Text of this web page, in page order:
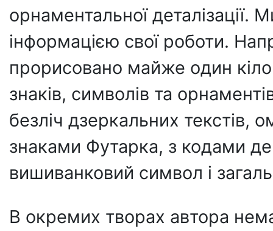
орнаментальної
інформацією свої роботи.
прорисовано майже один
знаків, символів та
безліч дзеркальних текстів,
знаками Футарка, з кодами
вишиванковий символ і
В окремих творах автора